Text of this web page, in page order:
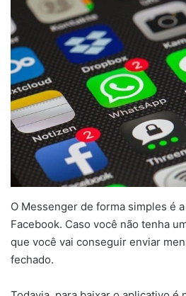
O Messenger de forma simples é
Facebook. Caso você não tenha
que você vai conseguir enviar
fechado.